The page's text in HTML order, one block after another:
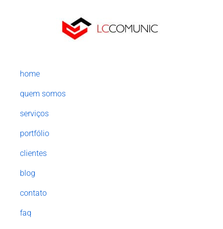
home
quem somos
serviços
portfólio
clientes
blog
contato
faq